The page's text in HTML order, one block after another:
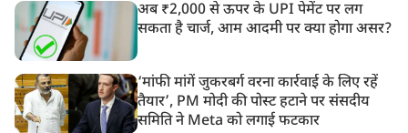
अब ₹2,000 से ऊपर के UPI पेमेंट पर लग
सकता है चार्ज, आम आदमी पर क्या होगा असर?
‘मांफी मांगें जुकरबर्ग वरना कार्रवाई के लिए रहें
तैयार’, PM मोदी की पोस्ट हटाने पर संसदीय
समिति ने Meta को लगाई फटकार